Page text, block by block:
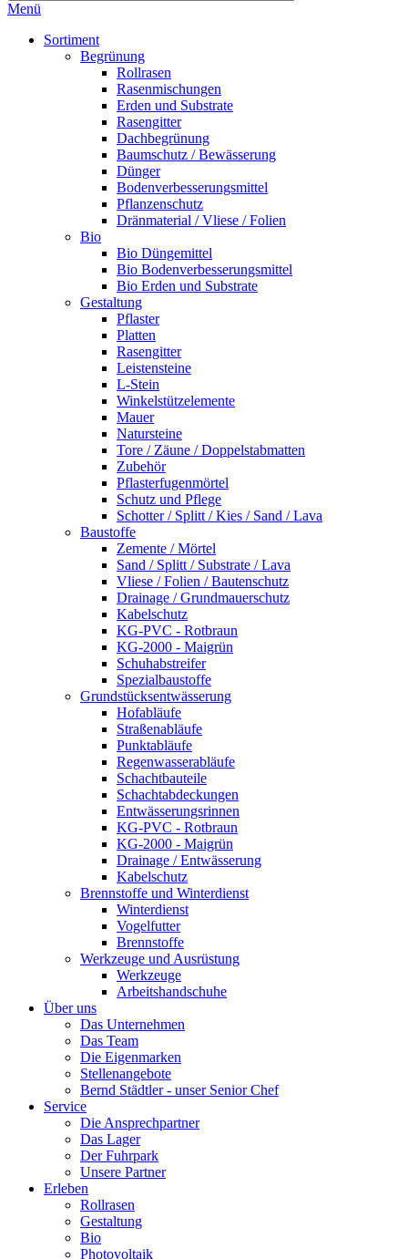
Menü
Sortiment
Begrünung
Rollrasen
Rasenmischungen
Erden und Substrate
Rasengitter
Dachbegrünung
Baumschutz / Bewässerung
Dünger
Bodenverbesserungsmittel
Pflanzenschutz
Dränmaterial / Vliese / Folien
Bio
Bio Düngemittel
Bio Bodenverbesserungsmittel
Bio Erden und Substrate
Gestaltung
Pflaster
Platten
Rasengitter
Leistensteine
L-Stein
Winkelstützelemente
Mauer
Natursteine
Tore / Zäune / Doppelstabmatten
Zubehör
Pflasterfugenmörtel
Schutz und Pflege
Schotter / Splitt / Kies / Sand / Lava
Baustoffe
Zemente / Mörtel
Sand / Splitt / Substrate / Lava
Vliese / Folien / Bautenschutz
Drainage / Grundmauerschutz
Kabelschutz
KG-PVC - Rotbraun
KG-2000 - Maigrün
Schuhabstreifer
Spezialbaustoffe
Grundstücksentwässerung
Hofabläufe
Straßenabläufe
Punktabläufe
Regenwasserabläufe
Schachtbauteile
Schachtabdeckungen
Entwässerungsrinnen
KG-PVC - Rotbraun
KG-2000 - Maigrün
Drainage / Entwässerung
Kabelschutz
Brennstoffe und Winterdienst
Winterdienst
Vogelfutter
Brennstoffe
Werkzeuge und Ausrüstung
Werkzeuge
Arbeitshandschuhe
Über uns
Das Unternehmen
Das Team
Die Eigenmarken
Stellenangebote
Bernd Städtler - unser Senior Chef
Service
Die Ansprechpartner
Das Lager
Der Fuhrpark
Unsere Partner
Erleben
Rollrasen
Gestaltung
Bio
Photovoltaik